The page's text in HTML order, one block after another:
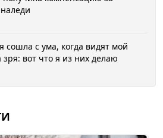
сошла с ума, когда видят мой
вот что я из них делаю